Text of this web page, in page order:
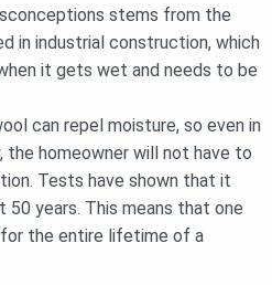
stems from the
in industrial construction, which
it gets wet and needs to be
can repel moisture, so even in
the homeowner will not have to
Tests have shown that it
years. This means that one
the entire lifetime of a